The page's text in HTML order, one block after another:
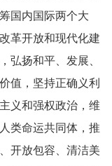
国内国际两个大
革开放和现代化建
弘扬和平、发展、
值，坚持正确义利
义和强权政治，维
类命运共同体，推
开放包容、清洁美